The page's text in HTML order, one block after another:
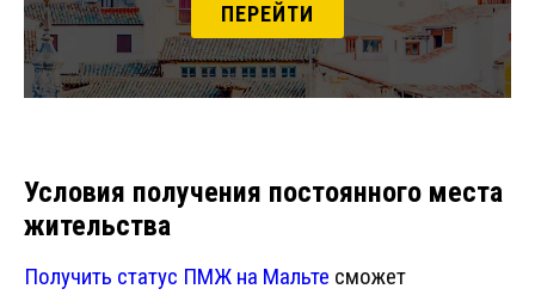
ПЕРЕЙТИ
Условия получения постоянного места
жительства
Получить статус ПМЖ на Мальте сможет